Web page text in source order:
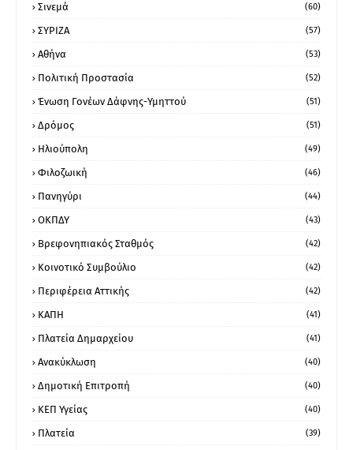
Σινεμά (60)
ΣΥΡΙΖΑ (57)
Αθήνα (53)
Πολιτική Προστασία (52)
Ένωση Γονέων Δάφνης-Υμηττού (51)
Δρόμος (51)
Ηλιούπολη (49)
Φιλοζωική (46)
Πανηγύρι (44)
ΟΚΠΔΥ (43)
Βρεφονηπιακός Σταθμός (42)
Κοινοτικό Συμβούλιο (42)
Περιφέρεια Αττικής (42)
ΚΑΠΗ (41)
Πλατεία Δημαρχείου (41)
Ανακύκλωση (40)
Δημοτική Επιτροπή (40)
ΚΕΠ Υγείας (40)
Πλατεία (39)